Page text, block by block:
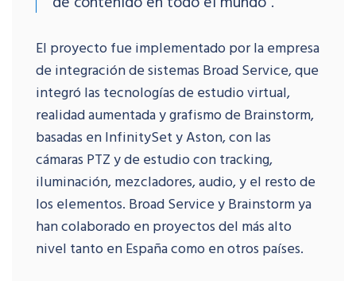
El proyecto fue implementado por la empresa
de integración de sistemas Broad Service, que
integró las tecnologías de estudio virtual,
realidad aumentada y grafismo de Brainstorm,
basadas en InfinitySet y Aston, con las
cámaras PTZ y de estudio con tracking,
iluminación, mezcladores, audio, y el resto de
los elementos. Broad Service y Brainstorm ya
han colaborado en proyectos del más alto
nivel tanto en España como en otros países.